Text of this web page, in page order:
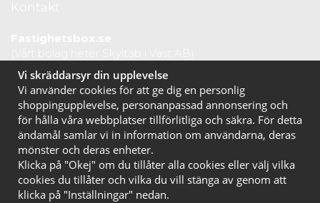
Telefontid vardagar: 07.30-16.00
Lunchstängt: 12.30-13.15
Tel: 020 10 44 50
E-post:info@fastighetsbox.se
Vi skräddarsyr din upplevelse
Vi använder cookies för att ge dig en personlig
shoppingupplevelse, personanpassad annonsering och
för hålla våra webbplatser tillförlitliga och säkra. För detta
ändamål samlar vi in information om användarna, deras
mönster och deras enheter.
Klicka på "Okej" om du tillåter alla cookies eller välj vilka
cookies du tillåter och vilka du vill stänga av genom att
klicka på "Inställningar" nedan.